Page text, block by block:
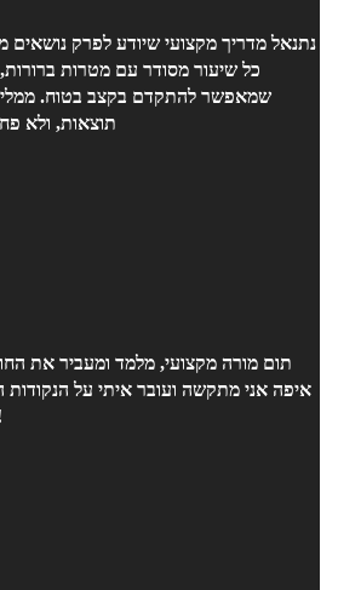
נתנאל מדריך מקצועי שיודע לפרק נושאים
כל שיעור מסודר עם מטרות
שמאפשר
תוצאות, ולא
תום מורה מקצועי, מלמד ומעביר את
איפה אני מתקשה ועובר איתי על
ומורה